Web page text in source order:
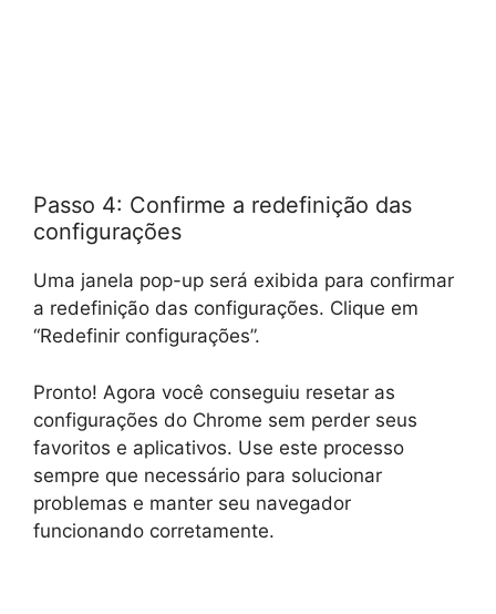
Passo 4: Confirme a redefinição das
configurações
Uma janela pop-up será exibida para confirmar
a redefinição das configurações. Clique em
“Redefinir configurações”.
Pronto! Agora você conseguiu resetar as
configurações do Chrome sem perder seus
favoritos e aplicativos. Use este processo
sempre que necessário para solucionar
problemas e manter seu navegador
funcionando corretamente.